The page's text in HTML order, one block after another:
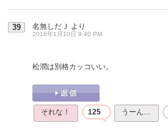
39 名無しだＪ より
2016年1月10日 9:40 PM
松潤は別格カッコいい。
それな！ 125 うーん…